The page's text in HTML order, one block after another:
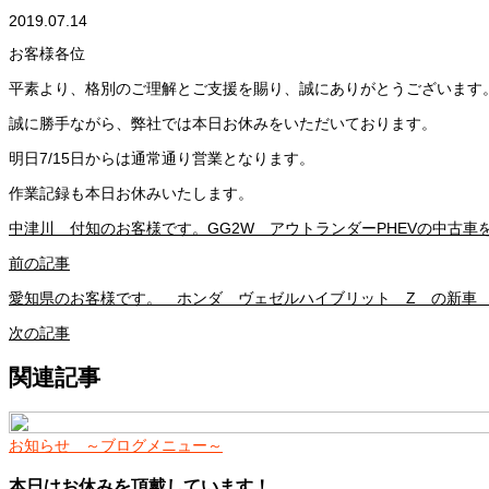
2019.07.14
お客様各位
平素より、格別のご理解とご支援を賜り、誠にありがとうございます。
誠に勝手ながら、弊社では本日お休みをいただいております。
明日7/15日からは通常通り営業となります。
作業記録も本日お休みいたします。
中津川 付知のお客様です。GG2W アウトランダーPHEVの中古車
前の記事
愛知県のお客様です。 ホンダ ヴェゼルハイブリット Z の新車
次の記事
関連記事
お知らせ ～ブログメニュー～